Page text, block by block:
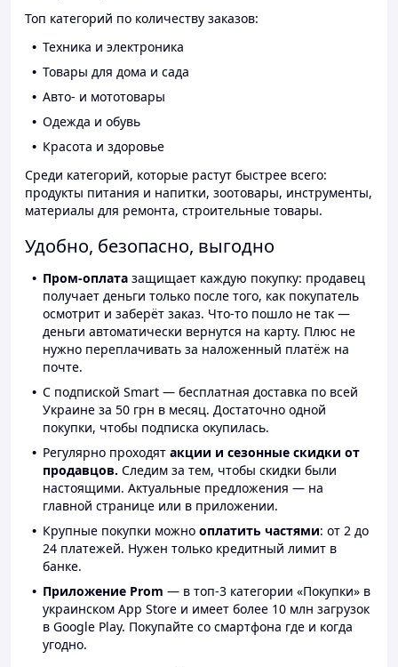
Топ категорий по количеству заказов:
Техника и электроника
Товары для дома и сада
Авто- и мототовары
Одежда и обувь
Красота и здоровье
Среди категорий, которые растут быстрее всего:
продукты питания и напитки, зоотовары, инструменты,
материалы для ремонта, строительные товары.
Удобно, безопасно, выгодно
Пром-оплата защищает каждую покупку: продавец
получает деньги только после того, как покупатель
осмотрит и заберёт заказ. Что-то пошло не так —
деньги автоматически вернутся на карту. Плюс не
нужно переплачивать за наложенный платёж на
почте.
С подпиской Smart — бесплатная доставка по всей
Украине за 50 грн в месяц. Достаточно одной
покупки, чтобы подписка окупилась.
Регулярно проходят акции и сезонные скидки от
продавцов. Следим за тем, чтобы скидки были
настоящими. Актуальные предложения — на
главной странице или в приложении.
Крупные покупки можно оплатить частями: от 2 до
24 платежей. Нужен только кредитный лимит в
банке.
Приложение Prom — в топ-3 категории «Покупки» в
украинском App Store и имеет более 10 млн загрузок
в Google Play. Покупайте со смартфона где и когда
угодно.